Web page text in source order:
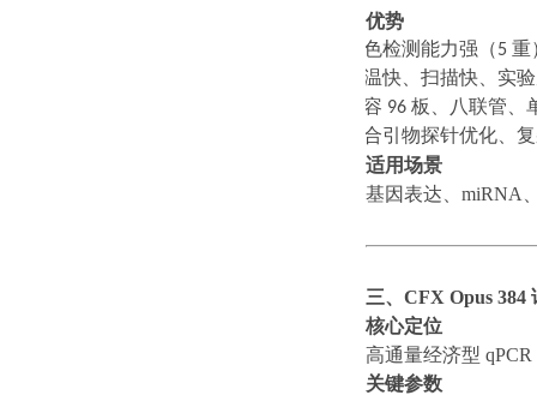
优势
多色检测能力强（ 5 重
升温快、扫描快、实
兼容 96 板、八联管、
适合引物探针优化、
适用场景
基因表达、 miRNA
三、 CFX Opus 384
核心定位
高通量经济型
关键参数